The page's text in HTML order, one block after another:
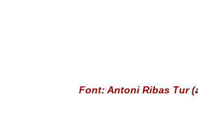
Font: Antoni Ribas Tur (